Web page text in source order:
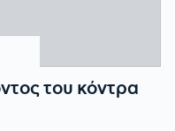
του κόντρα